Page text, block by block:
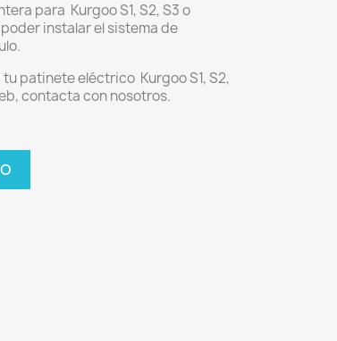
para Kurgoo S1, S2, S3 o
instalar el sistema de
patinete eléctrico Kurgoo S1, S2,
contacta con nosotros.